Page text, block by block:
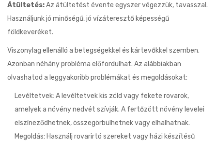
Átültetés:Az átültetést évente egyszer végezzük, tavasszal.
Használjunk jó minőségű, jó vízáteresztő képességű
földkeveréket.
Viszonylag ellenálló a betegségekkel és kártevőkkel szemben.
Azonban néhány probléma előfordulhat. Az alábbiakban
olvashatod a leggyakoribb problémákat és megoldásokat:
Levéltetvek: A levéltetvek kis zöld vagy fekete rovarok,
amelyek a növény nedvét szívják. A fertőzött növény levelei
elszíneződhetnek, összegörbülhetnek vagy elhalhatnak.
Megoldás: Használj rovarirtó szereket vagy házi készítésű